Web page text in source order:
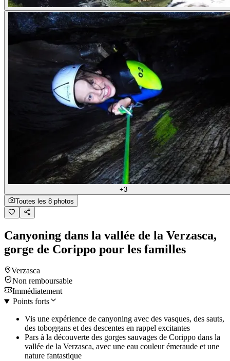
+3
Toutes les 8 photos
Canyoning dans la vallée de la Verzasca,
gorge de Corippo pour les familles
Verzasca
Non remboursable
Immédiatement
Points forts
Vis une expérience de canyoning avec des vasques, des sauts,
des toboggans et des descentes en rappel excitantes
Pars à la découverte des gorges sauvages de Corippo dans la
vallée de la Verzasca, avec une eau couleur émeraude et une
nature fantastique